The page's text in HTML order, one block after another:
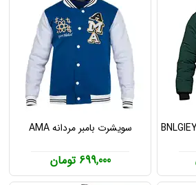
سویشرت بامبر مردانه AMA
699,000 تومان